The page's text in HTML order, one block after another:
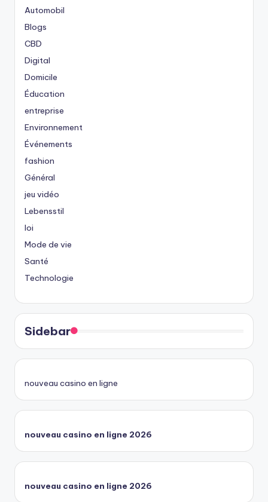
Automobil
Blogs
CBD
Digital
Domicile
Éducation
entreprise
Environnement
Événements
fashion
Général
jeu vidéo
Lebensstil
loi
Mode de vie
Santé
Technologie
Sidebar
nouveau casino en ligne
nouveau casino en ligne 2026
nouveau casino en ligne 2026